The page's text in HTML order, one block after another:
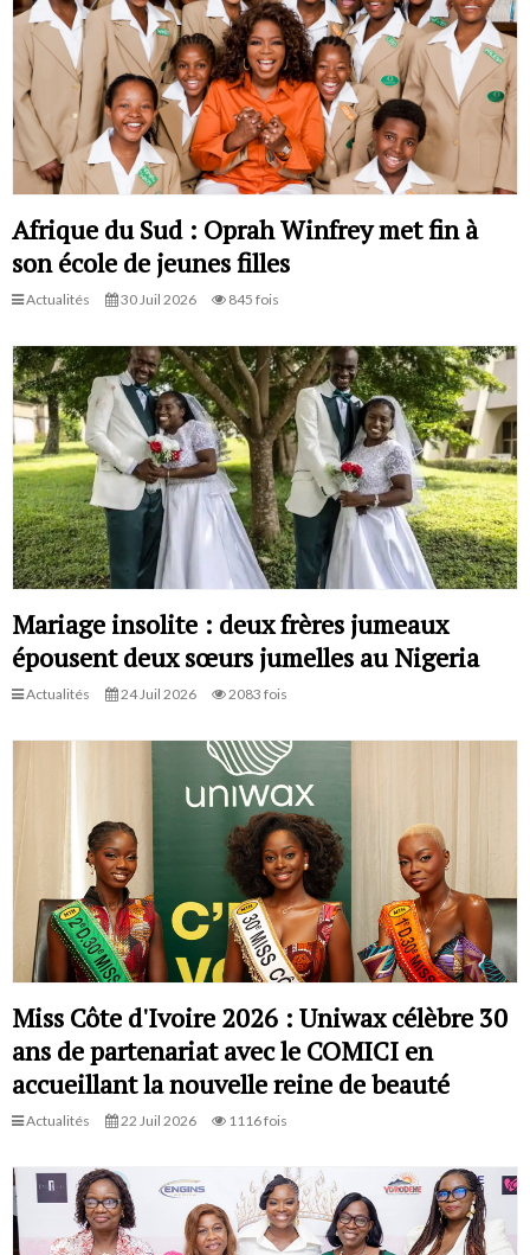
Afrique du Sud : Oprah Winfrey met fin à
son école de jeunes filles
Actualités 30 Juil 2026 845 fois
Mariage insolite : deux frères jumeaux
épousent deux sœurs jumelles au Nigeria
Actualités 24 Juil 2026 2083 fois
Miss Côte d'Ivoire 2026 : Uniwax célèbre 30
ans de partenariat avec le COMICI en
accueillant la nouvelle reine de beauté
Actualités 22 Juil 2026 1116 fois